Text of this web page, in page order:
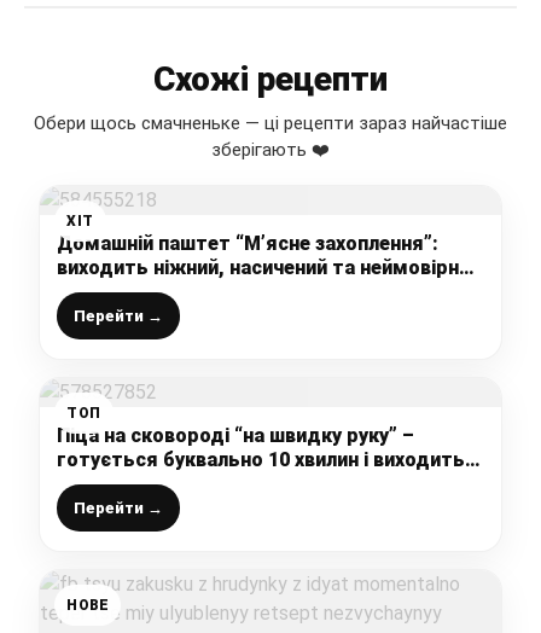
Схожі рецепти
Обери щось смачненьке — ці рецепти зараз найчастіше
зберігають ❤️
ХІТ
Домашній паштет “М’ясне захоплення”:
виходить ніжний, насичений та неймовірно
смачний, наш сімейний рецепт, готую дуже
часто – смачніше цього не їла
Перейти →
ТОП
Піца на сковороді “на швидку руку” –
готується буквально 10 хвилин і виходить
дуже смачною
Перейти →
НОВЕ